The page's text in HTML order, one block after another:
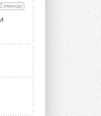
кВт.
...
Семинар